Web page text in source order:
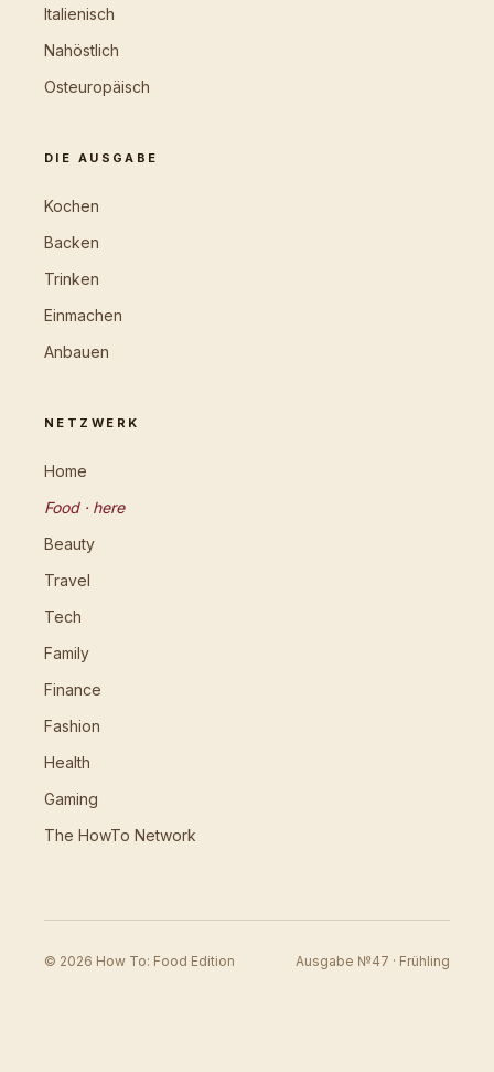
Italienisch
Nahöstlich
Osteuropäisch
DIE AUSGABE
Kochen
Backen
Trinken
Einmachen
Anbauen
NETZWERK
Home
Food · here
Beauty
Travel
Tech
Family
Finance
Fashion
Health
Gaming
The HowTo Network
© 2026 How To: Food Edition Ausgabe №47 · Frühling